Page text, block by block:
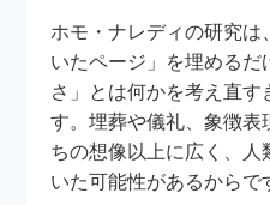
ホモ・ナレディの研究は
いたページ」を埋めるだ
さ」とは何かを考え直す
す。埋葬や儀礼、象徴表
ちの想像以上に広く、人
いた可能性があるからで